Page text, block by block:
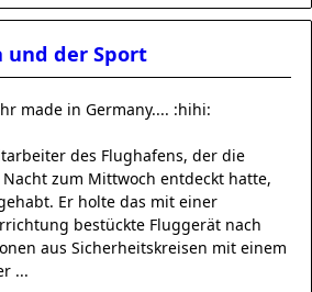
und der Sport
made in Germany.... :hihi:
des Flughafens, der die
zum Mittwoch entdeckt hatte,
Er holte das mit einer
bestückte Fluggerät nach
aus Sicherheitskreisen mit einem
...